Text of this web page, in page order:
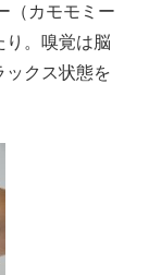
（カモモミー
り。嗅覚は脳
ックス状態を